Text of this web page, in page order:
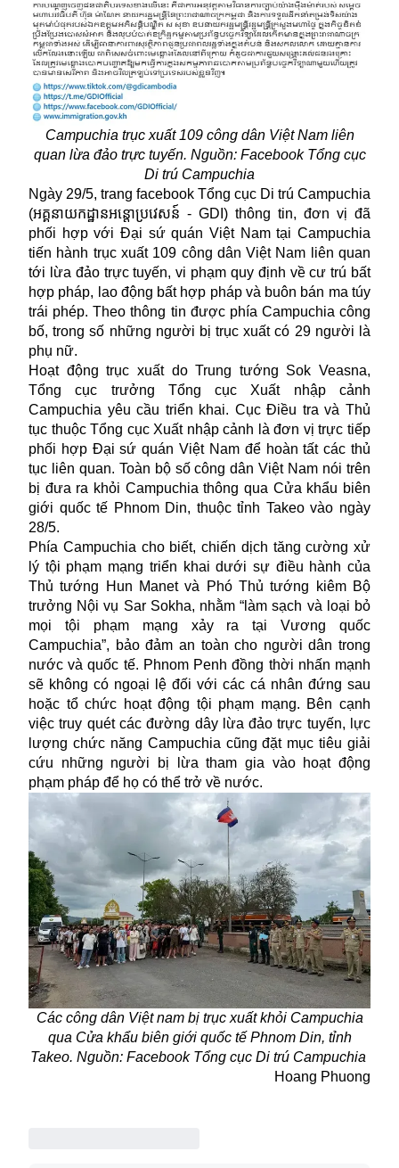
Campuchia trục xuất 109 công dân Việt Nam liên
quan lừa đảo trực tuyến. Nguồn: Facebook Tổng cục
Di trú Campuchia
Ngày 29/5, trang facebook Tổng cục Di trú Campuchia
(អគ្គនាយកដ្ឋានអន្តោប្រវេសន៍ - GDI ) thông tin, đơn vị đã
phối hợp với Đại sứ quán Việt Nam tại Campuchia
tiến hành trục xuất 109 công dân Việt Nam liên quan
tới lừa đảo trực tuyến, vi phạm quy định về cư trú bất
hợp pháp, lao động bất hợp pháp và buôn bán ma túy
trái phép. Theo thông tin được phía Campuchia công
bố, trong số những người bị trục xuất có 29 người là
phụ nữ.
Hoạt động trục xuất do Trung tướng Sok Veasna,
Tổng cục trưởng Tổng cục Xuất nhập cảnh
Campuchia yêu cầu triển khai. Cục Điều tra và Thủ
tục thuộc Tổng cục Xuất nhập cảnh là đơn vị trực tiếp
phối hợp Đại sứ quán Việt Nam để hoàn tất các thủ
tục liên quan. Toàn bộ số công dân Việt Nam nói trên
bị đưa ra khỏi Campuchia thông qua Cửa khẩu biên
giới quốc tế Phnom Din, thuộc tỉnh Takeo vào ngày
28/5.
Phía Campuchia cho biết, chiến dịch tăng cường xử
lý tội phạm mạng triển khai dưới sự điều hành của
Thủ tướng Hun Manet và Phó Thủ tướng kiêm Bộ
trưởng Nội vụ Sar Sokha, nhằm “làm sạch và loại bỏ
mọi tội phạm mạng xảy ra tại Vương quốc
Campuchia”, bảo đảm an toàn cho người dân trong
nước và quốc tế. Phnom Penh đồng thời nhấn mạnh
sẽ không có ngoại lệ đối với các cá nhân đứng sau
hoặc tổ chức hoạt động tội phạm mạng. Bên cạnh
việc truy quét các đường dây lừa đảo trực tuyến, lực
lượng chức năng Campuchia cũng đặt mục tiêu giải
cứu những người bị lừa tham gia vào hoạt động
phạm pháp để họ có thể trở về nước.
Các công dân Việt nam bị trục xuất khỏi Campuchia
qua Cửa khẩu biên giới quốc tế Phnom Din, tỉnh
Takeo. Nguồn: Facebook Tổng cục Di trúCampuchia
Hoang Phuong